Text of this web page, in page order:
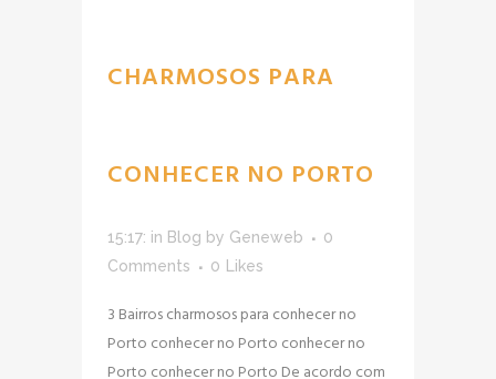
CHARMOSOS PARA
CONHECER NO PORTO
15:17: in Blog by Geneweb
0
Comments
0 Likes
3 Bairros charmosos para conhecer no
Porto conhecer no Porto conhecer no
Porto conhecer no Porto De acordo com